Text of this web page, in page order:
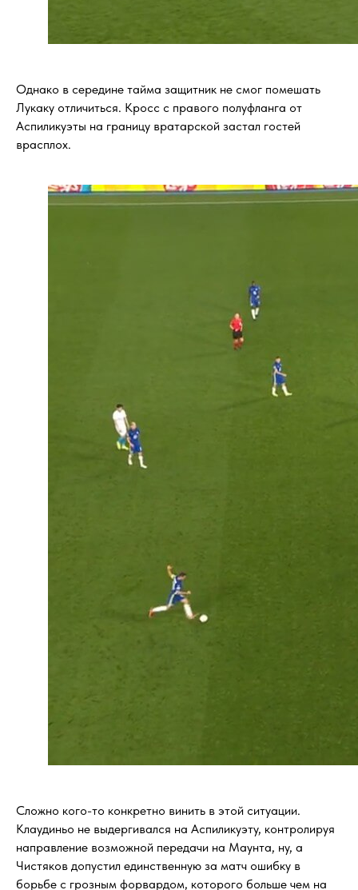
Однако в середине тайма защитник не смог помешать
Лукаку отличиться. Кросс с правого полуфланга от
Аспиликуэты на границу вратарской застал гостей
врасплох.
Сложно кого-то конкретно винить в этой ситуации.
Клаудиньо не выдергивался на Аспиликуэту, контролируя
направление возможной передачи на Маунта, ну, а
Чистяков допустил единственную за матч ошибку в
борьбе с грозным форвардом, которого больше чем на